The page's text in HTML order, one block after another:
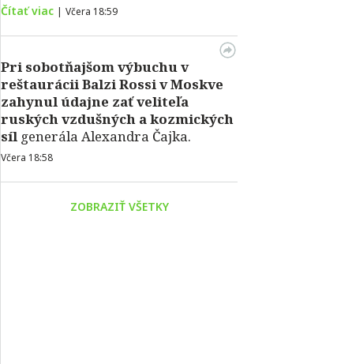
Čítať viac | Včera 18:59
Pri sobotňajšom výbuchu v
reštaurácii Balzi Rossi v Moskve
zahynul údajne zať veliteľa
ruských vzdušných a kozmických
síl generála Alexandra Čajka.
Včera 18:58
ZOBRAZIŤ VŠETKY